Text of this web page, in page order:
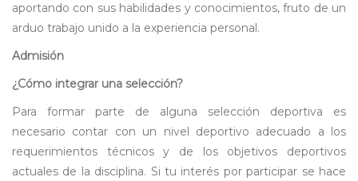
aportando con sus habilidades y conocimientos, fruto de un
arduo trabajo unido a la experiencia personal.
Admisión
¿Cómo integrar una selección?
Para formar parte de alguna selección deportiva es
necesario contar con un nivel deportivo adecuado a los
requerimientos técnicos y de los objetivos deportivos
actuales de la disciplina. Si tu interés por participar se hace